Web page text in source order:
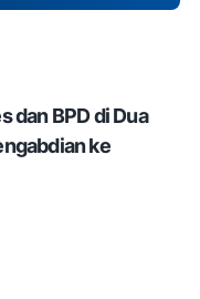
dan BPD di Dua
ke